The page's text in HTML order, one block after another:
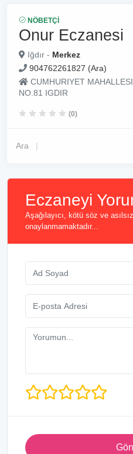
NÖBETÇI
Onur Eczanesi
Iğdır - Merkez
904762261827 (Ara)
CUMHURIYET
NO.81 IGDIR
(0)
Ara
Eczaneyi
Aşağılayıcı, kötü söz ve
onaylanmamaktadır...